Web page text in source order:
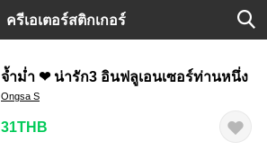
ครีเอเตอร์สติกเกอร์
จ้ำม่ำ ❤ น่ารัก3 อินฟลูเอนเซอร์ท่านหนึ่ง
Ongsa S
31THB